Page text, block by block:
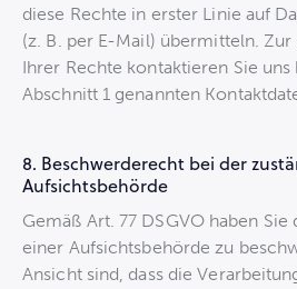
diese Rechte in erster Linie auf
(z. B. per E-Mail) übermitteln.
Ihrer Rechte kontaktieren Sie
Abschnitt 1 genannten
8. Beschwerderecht bei der
Aufsichtsbehörde
Gemäß Art. 77 DSGVO haben Sie
einer Aufsichtsbehörde zu
Ansicht sind, dass die